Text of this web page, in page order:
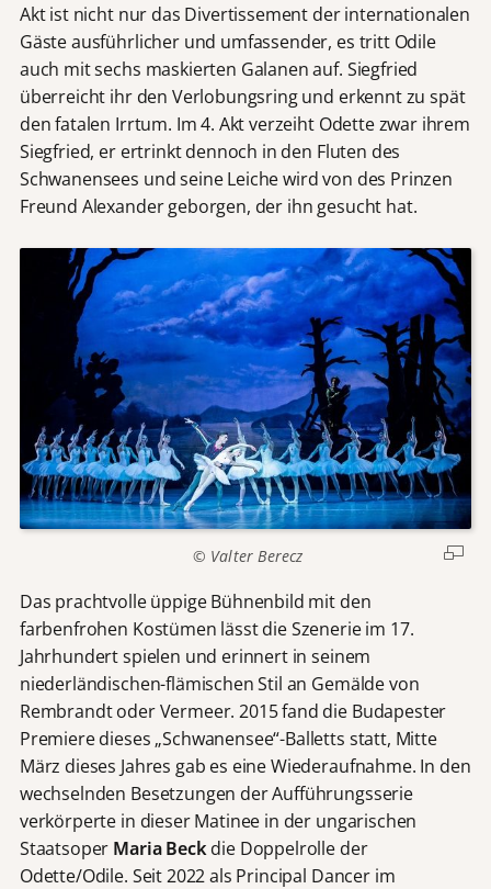
Akt ist nicht nur das Divertissement der internationalen
Gäste ausführlicher und umfassender, es tritt Odile
auch mit sechs maskierten Galanen auf. Siegfried
überreicht ihr den Verlobungsring und erkennt zu spät
den fatalen Irrtum. Im 4. Akt verzeiht Odette zwar ihrem
Siegfried, er ertrinkt dennoch in den Fluten des
Schwanensees und seine Leiche wird von des Prinzen
Freund Alexander geborgen, der ihn gesucht hat.
© Valter Berecz
Das prachtvolle üppige Bühnenbild mit den
farbenfrohen Kostümen lässt die Szenerie im 17.
Jahrhundert spielen und erinnert in seinem
niederländischen-flämischen Stil an Gemälde von
Rembrandt oder Vermeer. 2015 fand die Budapester
Premiere dieses „Schwanensee“-Balletts statt, Mitte
März dieses Jahres gab es eine Wiederaufnahme. In den
wechselnden Besetzungen der Aufführungsserie
verkörperte in dieser Matinee in der ungarischen
Staatsoper Maria Beckdie Doppelrolle der
Odette/Odile. Seit 2022 als Principal Dancer im